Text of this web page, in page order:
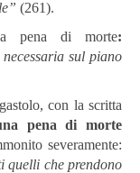
(261).
pena di morte:
sul piano
con la scritta
pena di morte
severamente:
quelli che prendono